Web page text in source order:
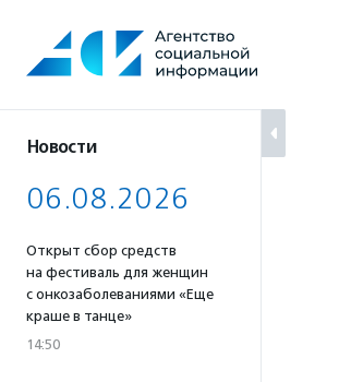
содержанию
Новости
06.08.2026
Открыт сбор средств
на фестиваль для женщин
с онкозаболеваниями «Еще
краше в танце»
14:50